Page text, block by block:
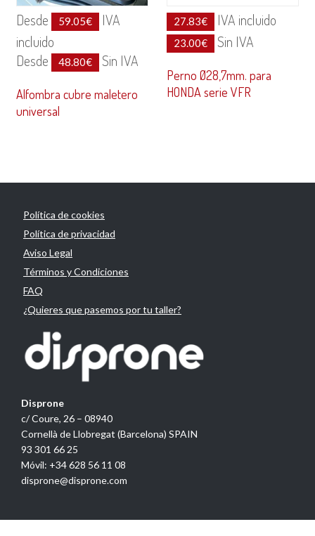
Desde 59.05€
IVA
incluido
Desde
48.80€ Sin IVA
Alfombra cubre maletero
universal
27.83€ IVA incluido
23.00€ Sin IVA
Perno Ø28,7mm. para
HONDA serie VFR
Política de cookies
Política de privacidad
Aviso Legal
Términos y Condiciones
FAQ
¿Quieres que pasemos por tu taller?
Disprone
c/ Coure, 26 – 08940
Cornellà de Llobregat (Barcelona) SPAIN
93 301 66 25
Móvil: +34 628 56 11 08
disprone@disprone.com